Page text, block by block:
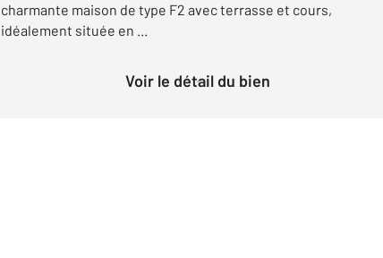
charmante maison de type F2 avec terrasse et cours,
idéalement située en ...
Voir le détail du bien